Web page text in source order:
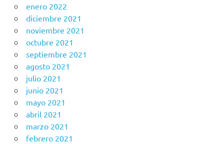
enero 2022
diciembre 2021
noviembre 2021
octubre 2021
septiembre 2021
agosto 2021
julio 2021
junio 2021
mayo 2021
abril 2021
marzo 2021
febrero 2021